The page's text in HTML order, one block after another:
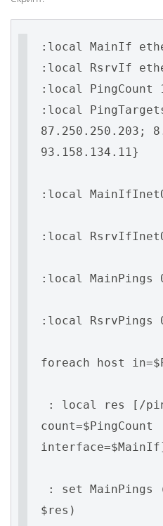
:local MainIf
:local RsrvIf
:local PingCount
:local
87.250.250.203;
93.158.134.11}
:local
:local
:local MainPings
:local RsrvPings
foreach host
: local res [/
count=$PingCount
: set MainPings
$res)